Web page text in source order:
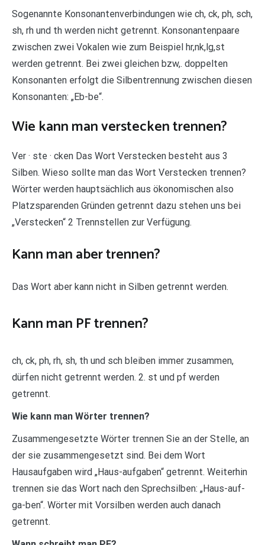
Sogenannte Konsonantenverbindungen wie ch, ck, ph, sch,
sh, rh und th werden nicht getrennt. Konsonantenpaare
zwischen zwei Vokalen wie zum Beispiel hr,nk,lg,st
werden getrennt. Bei zwei gleichen bzw,. doppelten
Konsonanten erfolgt die Silbentrennung zwischen diesen
Konsonanten: „Eb-be“.
Wie kann man verstecken trennen?
Ver · ste · cken Das Wort Verstecken besteht aus 3
Silben. Wieso sollte man das Wort Verstecken trennen?
Wörter werden hauptsächlich aus ökonomischen also
Platzsparenden Gründen getrennt dazu stehen uns bei
„Verstecken“ 2 Trennstellen zur Verfügung.
Kann man aber trennen?
Das Wort aber kann nicht in Silben getrennt werden.
Kann man PF trennen?
ch, ck, ph, rh, sh, th und sch bleiben immer zusammen,
dürfen nicht getrennt werden. 2. st und pf werden
getrennt.
Wie kann man Wörter trennen?
Zusammengesetzte Wörter trennen Sie an der Stelle, an
der sie zusammengesetzt sind. Bei dem Wort
Hausaufgaben wird „Haus-aufgaben“ getrennt. Weiterhin
trennen sie das Wort nach den Sprechsilben: „Haus-auf-
ga-ben“. Wörter mit Vorsilben werden auch danach
getrennt.